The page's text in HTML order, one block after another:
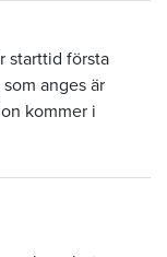
starttid första
anges är
kommer i